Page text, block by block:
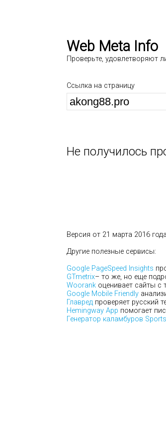
Web Meta Info
Проверьте, удовлетворяют
Ссылка на страницу
Не получилось
Версия от 21 марта 2016
Другие полезные сервисы:
Google PageSpeed Insights
GTmetrix– то же, но еще
Woorank оценивает сайты с
Google Mobile Friendly
Главред проверяет русский
Hemingway App помогает
Генератор каламбуров